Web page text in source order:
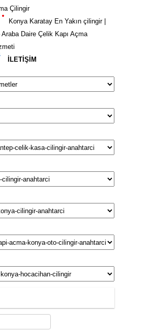
Çilingir
Konya Karatay En Yakın çilingir |
Daire Çelik Kapı Açma
İLETİŞİM